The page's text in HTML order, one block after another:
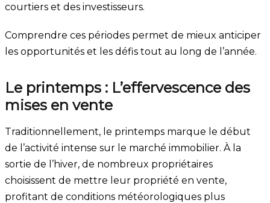
courtiers et des investisseurs.
Comprendre ces périodes permet de mieux anticiper
les opportunités et les défis tout au long de l’année.
Le printemps : L’effervescence des
mises en vente
Traditionnellement, le printemps marque le début
de l’activité intense sur le marché immobilier. À la
sortie de l’hiver, de nombreux propriétaires
choisissent de mettre leur propriété en vente,
profitant de conditions météorologiques plus